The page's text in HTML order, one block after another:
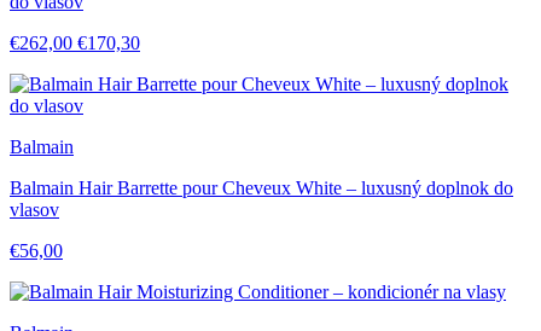
€262,00 €170,30
Balmain
Balmain Hair Barrette pour Cheveux White – luxusný doplnok do
vlasov
€56,00